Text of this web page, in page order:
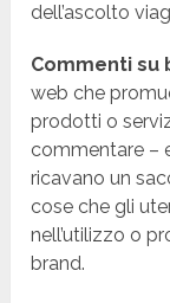
dell’ascolto
Commenti
web che
prodotti o
commentare –
ricavano un
cose che gli
nell’utilizzo o
brand.